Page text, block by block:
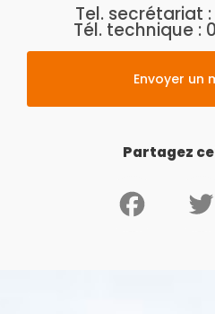
Tel. secrétariat :
Tél. technique :
Envoyer un
Partagez